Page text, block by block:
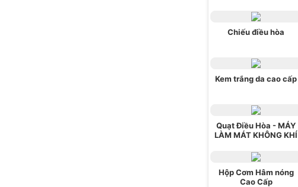
Chiếu điều hòa
Kem trắng da cao cấp
Quạt Điều Hòa - MÁY
LÀM MÁT KHÔNG KHÍ
Hộp Cơm Hâm nóng
Cao Cấp